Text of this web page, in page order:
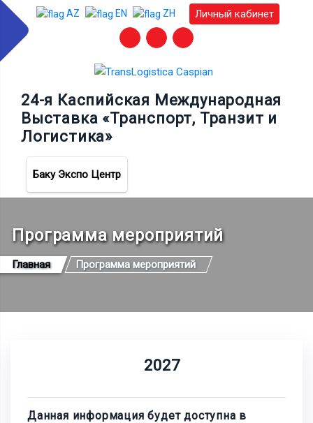
AZ EN ZH Личный кабинет
24-я Каспийская Международная
Выставка «Транспорт, Транзит и
Логистика»
Баку Экспо Центр
Программа мероприятий
Главная Программа мероприятий
2027
Данная информация будет доступна в